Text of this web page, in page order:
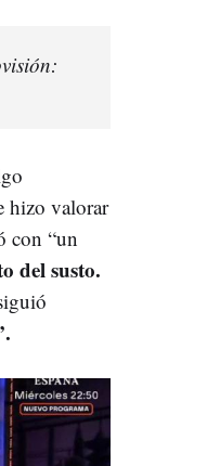
hizo valorar
con “un
del susto.